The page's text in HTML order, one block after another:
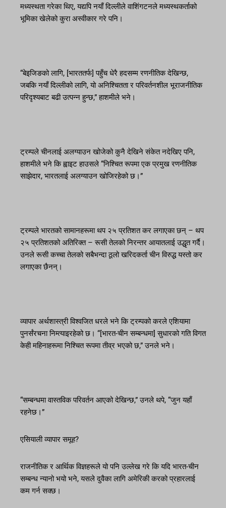
मध्यस्थता गरेका थिए, यद्यपि नयाँ दिल्लीले वाशिंगटनले मध्यस्थकर्ताको
भूमिका खेलेको कुरा अस्वीकार गरे पनि।
“बेइजिङको लागि, [भारततर्फ] पहुँच धेरै हदसम्म रणनीतिक देखिन्छ,
जबकि नयाँ दिल्लीको लागि, यो अनिश्चितता र परिवर्तनशील भूराजनीतिक
परिदृश्यबाट बढी उत्पन्न हुन्छ,” हाशमीले भने।
ट्रम्पले चीनलाई अलग्याउन खोजेको कुनै देखिने संकेत नदेखिए पनि,
हाशमीले भने कि ह्वाइट हाउसले “निश्चित रूपमा एक प्रमुख रणनीतिक
साझेदार, भारतलाई अलग्याउन खोजिरहेको छ।”
ट्रम्पले भारतको सामानहरूमा थप २५ प्रतिशत कर लगाएका छन् – थप
२५ प्रतिशतको अतिरिक्त – रूसी तेलको निरन्तर आयातलाई उद्धृत गर्दै।
उनले रूसी कच्चा तेलको सबैभन्दा ठूलो खरिदकर्ता चीन विरुद्ध यस्तो कर
लगाएका छैनन्।
व्यापार अर्थशास्त्री विश्वजित धरले भने कि ट्रम्पको करले एशियामा
पुनर्संरचना निम्त्याइरहेको छ। “[भारत-चीन सम्बन्धमा] सुधारको गति विगत
केही महिनाहरूमा निश्चित रूपमा तीव्र भएको छ,” उनले भने।
“सम्बन्धमा वास्तविक परिवर्तन आएको देखिन्छ,” उनले थपे, “जुन यहाँ
रहनेछ।”
एसियाली व्यापार समूह?
राजनीतिक र आर्थिक विज्ञहरूले यो पनि उल्लेख गरे कि यदि भारत-चीन
सम्बन्ध न्यानो भयो भने, यसले दुवैका लागि अमेरिकी करको प्रहारलाई
कम गर्न सक्छ।